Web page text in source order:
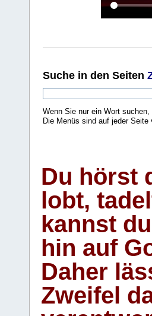
Suche in den Seiten
Wenn Sie nur ein Wort
Die Menüs sind auf jeder Seite
Du hörst
lobt,
kannst
hin auf
Daher
Zweifel